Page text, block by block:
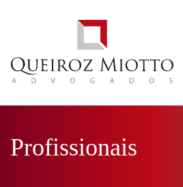
Profissionais